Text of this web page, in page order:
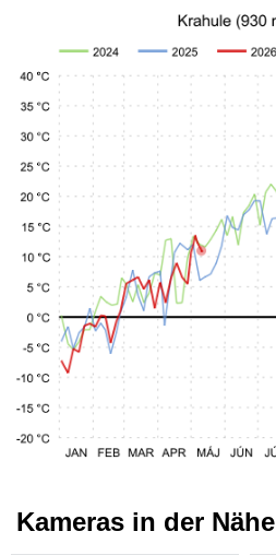
Kameras in der Nähe